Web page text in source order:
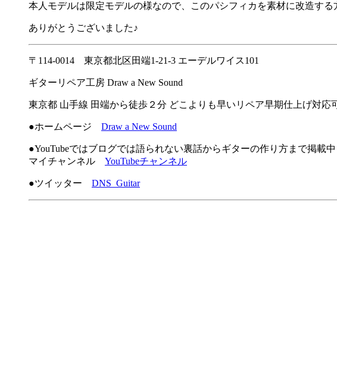
本人モデルは限定モデルの様なので、このパシフィカを素材に改造する
ありがとうございました♪
〒114-0014 東京都北区田端1-21-3 エーデルワイス101
ギターリペア工房 Draw a New Sound
東京都 山手線 田端から徒歩２分 どこよりも早いリペア早期仕上げ対
●ホームページ Draw a New Sound
●YouTubeではブログでは語られない裏話からギターの作り方まで掲載
マイチャンネル YouTubeチャンネル
●ツイッター DNS_Guitar